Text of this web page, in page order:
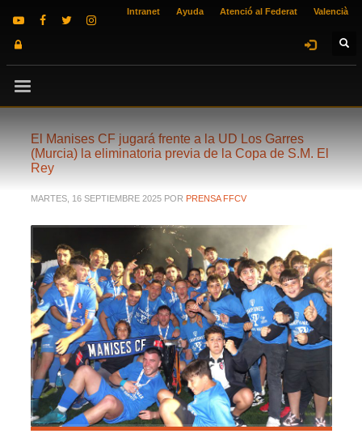
Intranet Ayuda Atenció al Federat Valencià
El Manises CF jugará frente a la UD Los Garres
(Murcia) la eliminatoria previa de la Copa de S.M. El
Rey
MARTES, 16 SEPTIEMBRE 2025 POR PRENSA FFCV